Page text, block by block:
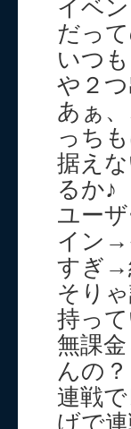
イベ
だっ
いつ
や２
あぁ
っち
据え
るか♪
ユー
イン→
すぎ→
そり
持っ
無課
んの
連戦
げで